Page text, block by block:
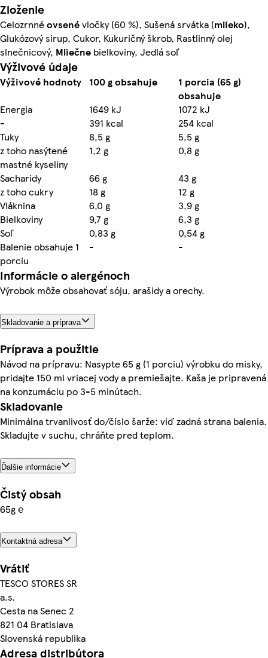
Zloženie
Celozrnnéovsenévločky (60 %), Sušená srvátka (mlieko),
Glukózový sirup, Cukor, Kukuričný škrob, Rastlinný olej
slnečnicový, Mliečne bielkoviny, Jedlá soľ
Výživové údaje
Výživové hodnoty 100 g obsahuje
1 porcia (65 g)
obsahuje
Energia
1649 kJ
1072 kJ
-
391 kcal
254 kcal
Tuky
8,5 g
5,5 g
z toho nasýtené
mastné kyseliny
1,2 g
0,8 g
Sacharidy
66 g
43 g
z toho cukry
18 g
12 g
Vláknina
6,0 g
3,9 g
Bielkoviny
9,7 g
6,3 g
Soľ
0,83 g
0,54 g
Balenie obsahuje 1
porciu
- -
Informácie o alergénoch
Výrobok môže obsahovať sóju, arašidy a orechy.
Skladovanie a príprava
Príprava a použitie
Návod na prípravu: Nasypte 65 g (1 porciu) výrobku do misky,
pridajte 150 ml vriacej vody a premiešajte. Kaša je pripravená
na konzumáciu po 3-5 minútach.
Skladovanie
Minimálna trvanlivosť do/číslo šarže: viď zadná strana balenia.
Skladujte v suchu, chráňte pred teplom.
Ďalšie informácie
Čistý obsah
65g ℮
Kontaktná adresa
Vrátiť
TESCO STORES SR
a.s.
Cesta na Senec 2
821 04 Bratislava
Slovenská republika
Adresa distribútora